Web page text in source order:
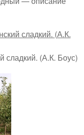
сладкий. (А.К. Боус)